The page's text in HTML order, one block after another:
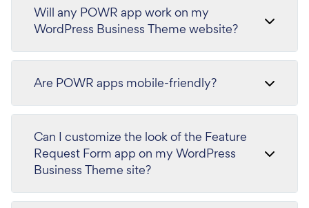
Will any POWR app work on my
WordPress Business Theme website?
Are POWR apps mobile-friendly?
Can I customize the look of the Feature
Request Form app on my WordPress
Business Theme site?